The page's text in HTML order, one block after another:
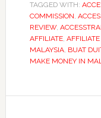
TAGGED WITH:
COMMISSION,
REVIEW,
AFFILIATE,
MALAYSIA, BUAT
MAKE MONEY IN